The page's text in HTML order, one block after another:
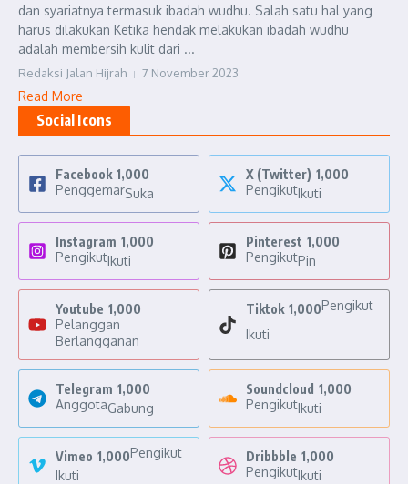
dan syariatnya termasuk ibadah wudhu. Salah satu hal yang
harus dilakukan Ketika hendak melakukan ibadah wudhu
adalah membersih kulit dari ...
Redaksi Jalan Hijrah 7 November 2023
Read More
Social Icons
Facebook 1,000
PenggemarSuka
X (Twitter) 1,000
PengikutIkuti
Instagram 1,000
PengikutIkuti
Pinterest 1,000
PengikutPin
Youtube 1,000
Pelanggan
Berlangganan
Tiktok 1,000Pengikut
Ikuti
Telegram 1,000
AnggotaGabung
Soundcloud 1,000
PengikutIkuti
Vimeo 1,000Pengikut
Ikuti
Dribbble 1,000
PengikutIkuti